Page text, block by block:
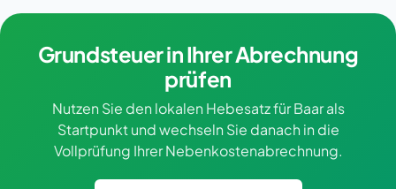
Grundsteuer in Ihrer Abrechnung
prüfen
Nutzen Sie den lokalen Hebesatz für Baar als
Startpunkt und wechseln Sie danach in die
Vollprüfung Ihrer Nebenkostenabrechnung.